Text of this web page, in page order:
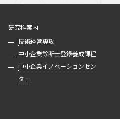
研究科案内
技術経営専攻
中小企業診断士登録養成課程
中小企業イノベーションセン
ター